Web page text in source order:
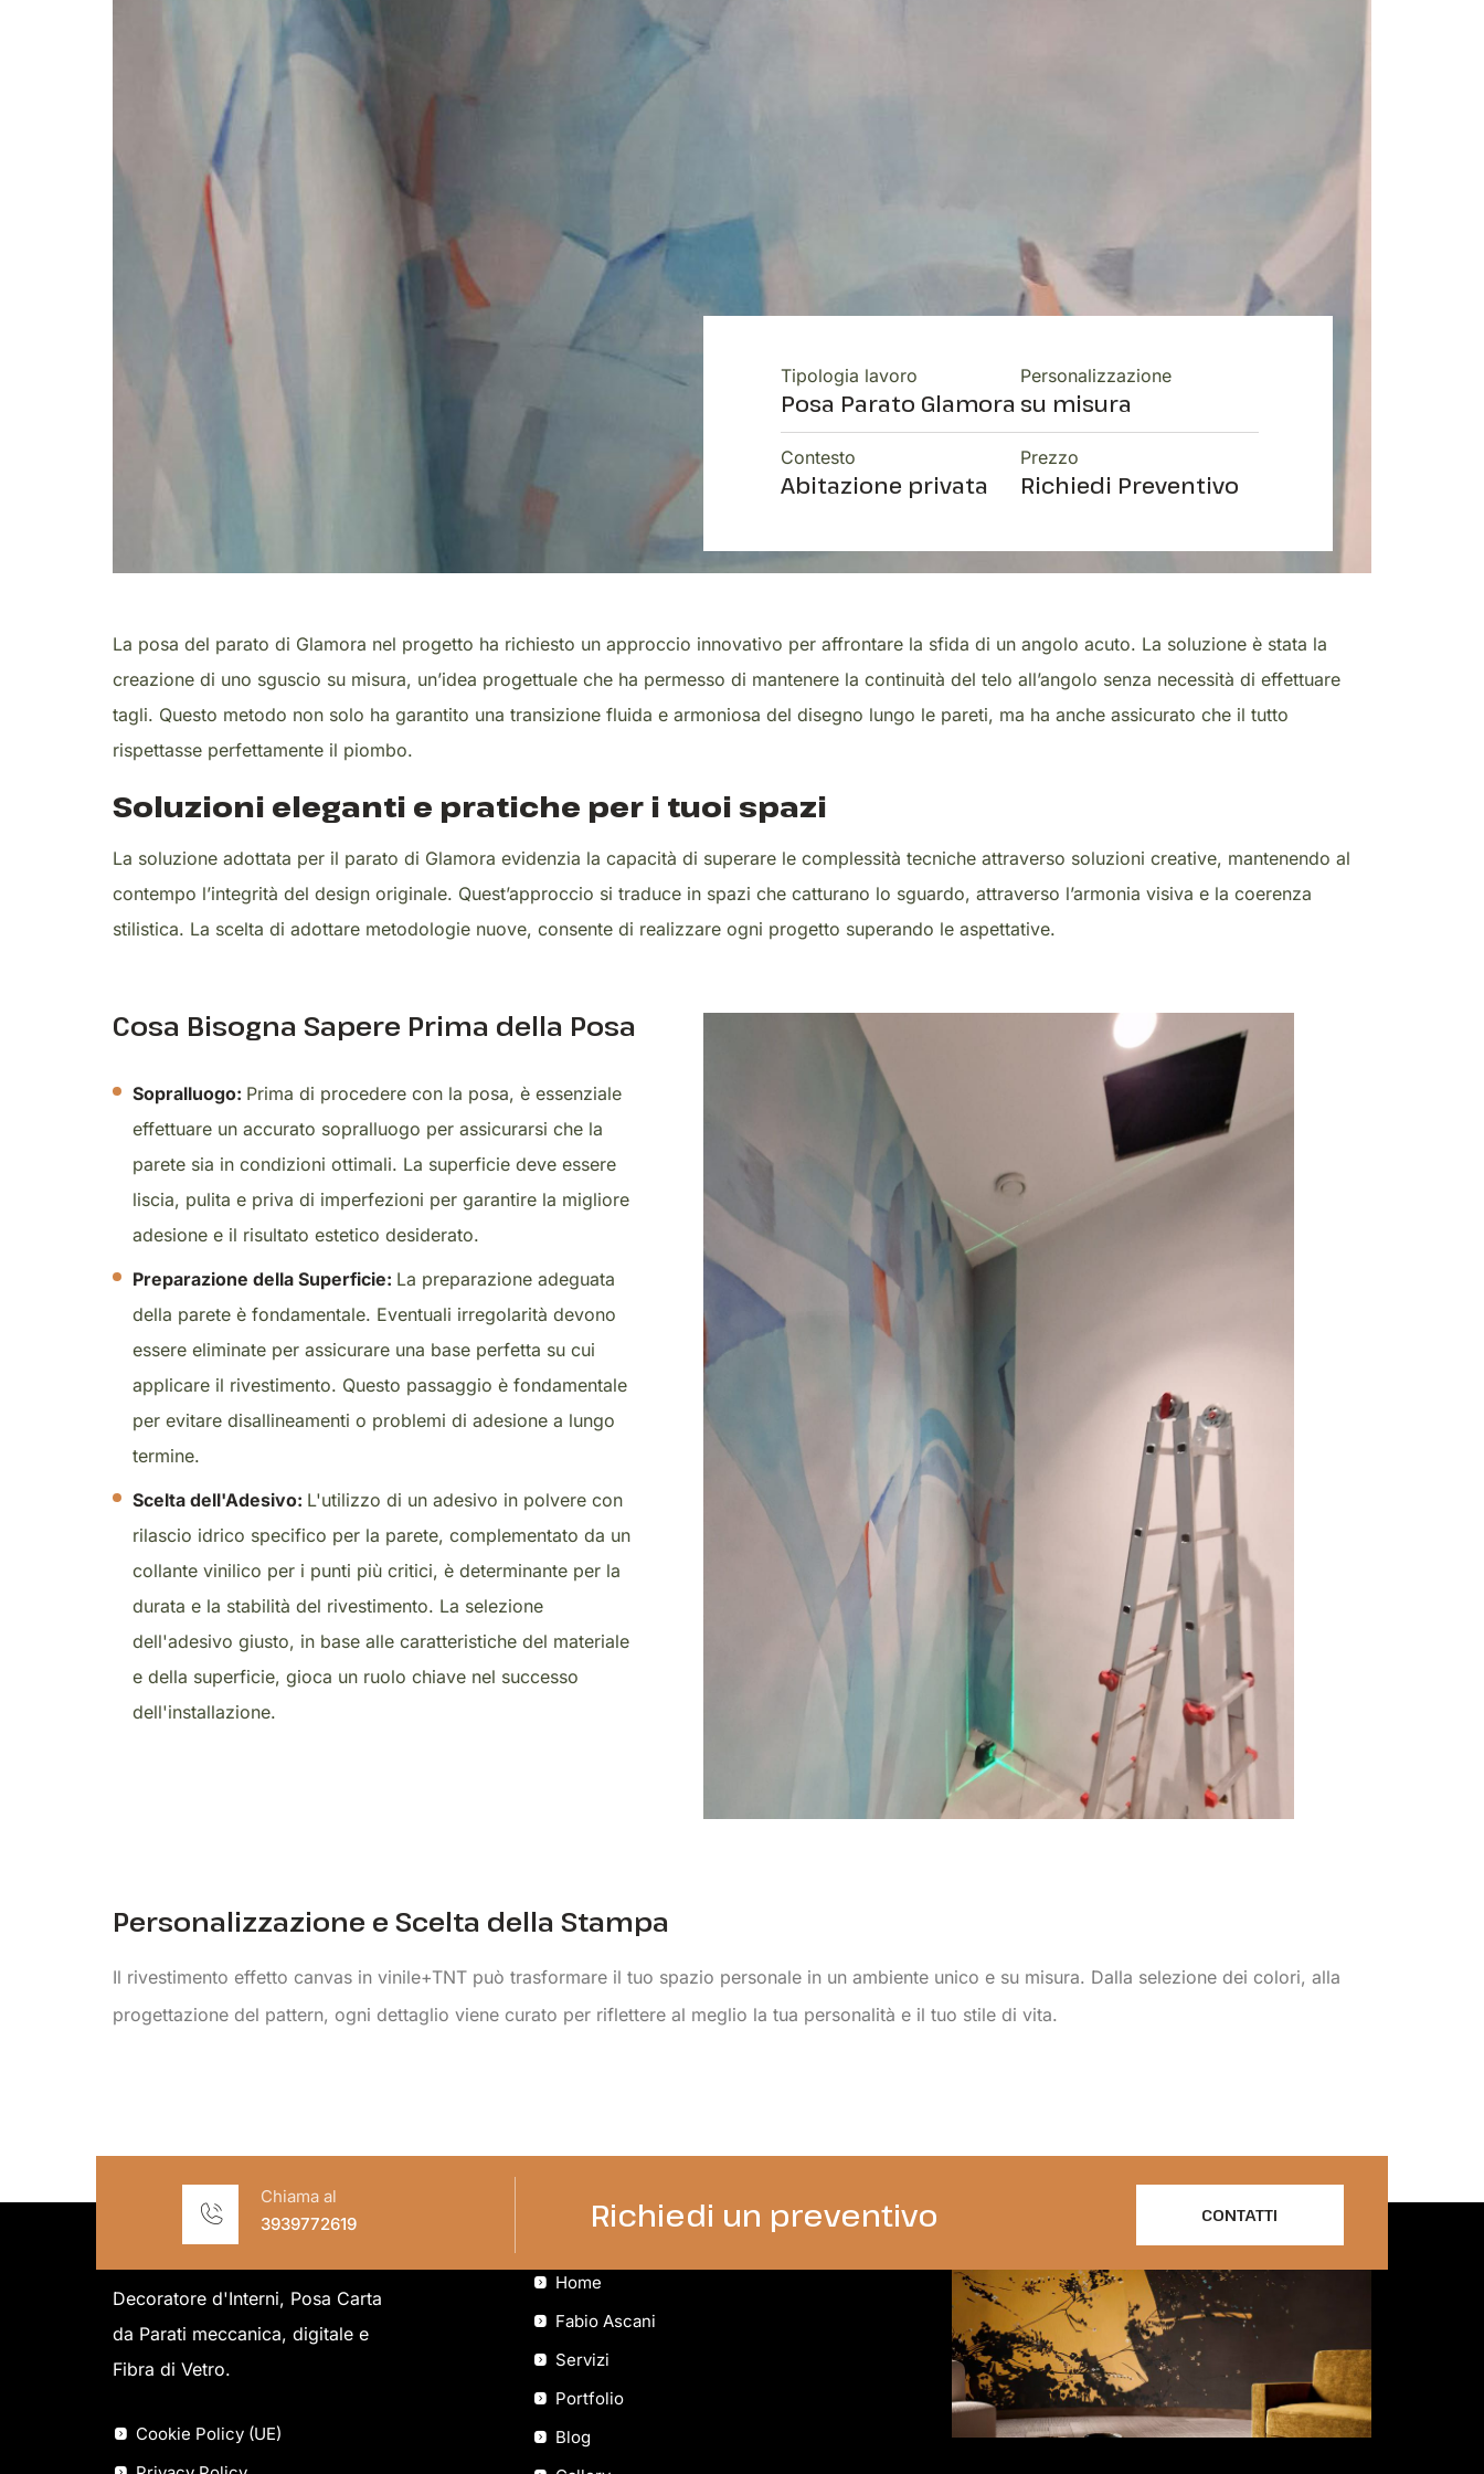
Tipologia lavoro
Posa Parato Glamora
Personalizzazione
su misura
Contesto
Abitazione privata
Prezzo
Richiedi Preventivo
La posa del parato di Glamora nel progetto ha richiesto un approccio innovativo per affrontare la sfida di un angolo acuto. La soluzione è stata la
creazione di uno sguscio su misura, un’idea progettuale che ha permesso di mantenere la continuità del telo all’angolo senza necessità di effettuare
tagli. Questo metodo non solo ha garantito una transizione fluida e armoniosa del disegno lungo le pareti, ma ha anche assicurato che il tutto
rispettasse perfettamente il piombo.
Soluzioni eleganti e pratiche per i tuoi spazi
La soluzione adottata per il parato di Glamora evidenzia la capacità di superare le complessità tecniche attraverso soluzioni creative, mantenendo al
contempo l’integrità del design originale. Quest’approccio si traduce in spazi che catturano lo sguardo, attraverso l’armonia visiva e la coerenza
stilistica. La scelta di adottare metodologie nuove, consente di realizzare ogni progetto superando le aspettative.
Cosa Bisogna Sapere Prima della Posa
Sopralluogo: Prima di procedere con la posa, è essenziale
effettuare un accurato sopralluogo per assicurarsi che la
parete sia in condizioni ottimali. La superficie deve essere
liscia, pulita e priva di imperfezioni per garantire la migliore
adesione e il risultato estetico desiderato.
Preparazione della Superficie: La preparazione adeguata
della parete è fondamentale. Eventuali irregolarità devono
essere eliminate per assicurare una base perfetta su cui
applicare il rivestimento. Questo passaggio è fondamentale
per evitare disallineamenti o problemi di adesione a lungo
termine.
Scelta dell'Adesivo: L'utilizzo di un adesivo in polvere con
rilascio idrico specifico per la parete, complementato da un
collante vinilico per i punti più critici, è determinante per la
durata e la stabilità del rivestimento. La selezione
dell'adesivo giusto, in base alle caratteristiche del materiale
e della superficie, gioca un ruolo chiave nel successo
dell'installazione.
Personalizzazione e Scelta della Stampa
Il rivestimento effetto canvas in vinile+TNT può trasformare il tuo spazio personale in un ambiente unico e su misura. Dalla selezione dei colori, alla
progettazione del pattern, ogni dettaglio viene curato per riflettere al meglio la tua personalità e il tuo stile di vita.
Chiama al
3939772619
Richiedi un preventivo CONTATTI
Decoratore d'Interni, Posa Carta
da Parati meccanica, digitale e
Fibra di Vetro.
Cookie Policy (UE)
Menu
Home
Fabio Ascani
Servizi
Portfolio
Blog